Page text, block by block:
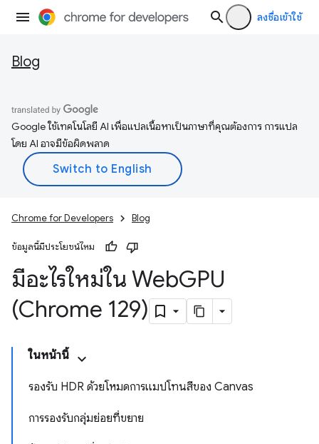
ลงชื่อเข้าใช้
Blog
Google ใช้เทคโนโลยี AI เพื่อแปลเนื้อหาเป็นภาษาที่คุณต้องการ การแปล
โดย AI อาจมีข้อผิดพลาด
Chrome for Developers Blog
ข้อมูลนี้มีประโยชน์ไหม
มีอะไรใหม่ใน WebGPU
(Chrome 129)
ในหน้านี้
รองรับ HDR ด้วยโหมดการแมปโทนสีของ Canvas
การรองรับกลุ่มย่อยที่ขยาย